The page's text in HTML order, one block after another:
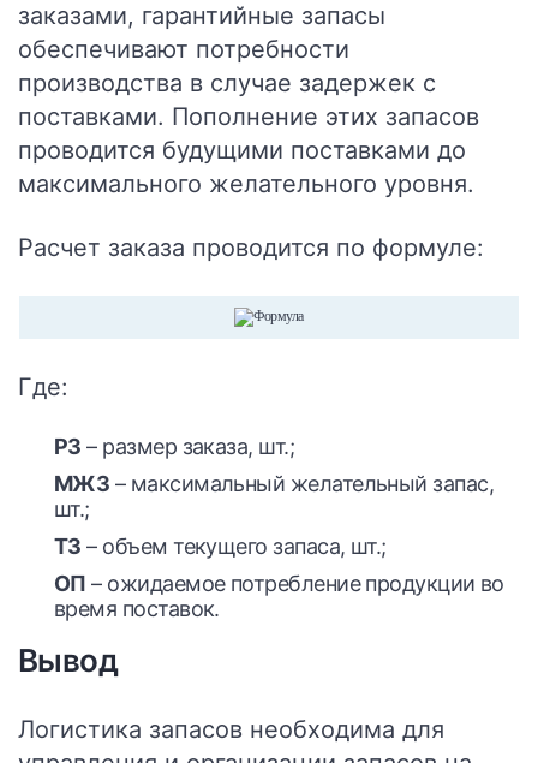
заказами, гарантийные запасы
обеспечивают потребности
производства в случае задержек с
поставками. Пополнение этих запасов
проводится будущими поставками до
максимального желательного уровня.
Расчет заказа проводится по формуле:
Где:
РЗ – размер заказа, шт.;
МЖЗ – максимальный желательный запас,
шт.;
ТЗ – объем текущего запаса, шт.;
ОП – ожидаемое потребление продукции во
время поставок.
Вывод
Логистика запасов необходима для